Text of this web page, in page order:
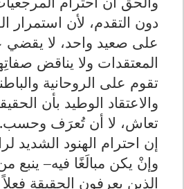
دون التقدم، لأن استمرار
على صعيد واحد، لا
المعتقدات ولا يناقض
تقوم على الروحانية
والاعتقاد الوطيد بأن
تعاش، لا أن تُعرَف وحسب.
إن احترام الهنود الشديد
وإنْ يكن مبالَغًا فيه– ينبع
الذين يعرفون الحقيقة